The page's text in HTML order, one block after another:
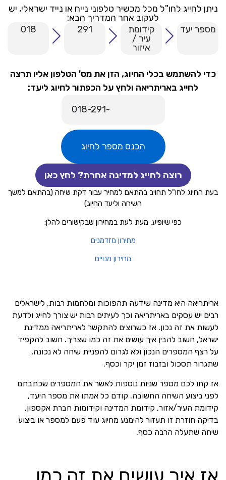
ניתן לחייג לחו"ל מכל מכשיר טלפוני נייח או נייד ישראלי, יש
לעקוב אחר המדריך הבא:
מספר יעד
קידומת
עיר /
איזור
291
018
כדי להשתמש בכלי החיוג, הזן את מס' הטלפון אליו תרצה
לחייג באריתריאה ולחץ על הכפתור לחיוג ליעד:
הכנס מספר לחיוג
רוצה לחייג למדינה אחרת? לחץ כאן
בעת החיוג לחו"ל תחויב בהתאם למחיר עבור דקת שיחה (בהתאם למשך
השיחה וליעד החיוג)
כפי שיופיע, מעת לעת במחירון שבקישורים להלן:
מחירון מזדמנים
מחירון מנויים
אריתריאה היא מדינה שידעה תהפוכות ומלחמות רבות, לישראלים
רבים יש עסקים באריתריאה וכך לעיתים רבות יש צורך לחייג ולדעת
לעשות את זה נכון. אז כשרוצים להתקשר לאריתריאה ממדינת
ישראל, חשוב להבין איך עושים את זה כמו שצריך. חשוב להקפיד
על רצף המספרים הנכון ולא לגרום להפניית שיחה לא נכונה,
שתגרור תסכול ובזבוז זמן יקר וכסף.
אז קחו לכם מספר שניות נוספות לאשר את המספרים שכתבתם
לפני ביצוע השיחה החשובה. קודם כל אמתו את מספר היעד,
קידומת העיר/אזור, קידומת המדינה וקידומות חברת אקספון,
בדיקה חוזרת זו תעזור להימנע מחיוג עוד פעם למספר או ביצוע
שיחה שתעלה הרבה כסף.